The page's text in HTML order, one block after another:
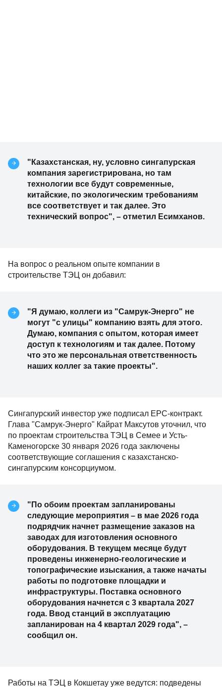
"Казахстанская, ну, условно сингапурская
компания зарегистрирована, но там
технологии все будут современные,
китайские, по экологическим требованиям
все соответствует и так далее. Это
технический вопрос", – отметил Есимханов.
На вопрос о реальном опыте компании в
строительстве ТЭЦ он добавил:
"Я думаю, коллеги из "Самрук-Энерго" не
могут "с улицы" компанию взять для этого.
Думаю, компания с опытом, которая имеет
доступ к технологиям и так далее. Потому
что это же персональная ответственность
наших коллег за такие проекты".
Сингапурский инвестор уже подписал EPC-контракт.
Глава "Самрук-Энерго" Кайрат Максутов уточнил, что
по проектам строительства ТЭЦ в Семее и Усть-
Каменогорске 30 января 2026 года заключены
соответствующие соглашения с казахстанско-
сингапурским консорциумом.
"По обоим проектам запланированы
следующие мероприятия – в мае 2026 года
подрядчик начнет размещение заказов на
заводах для изготовления основного
оборудования. В текущем месяце будут
проведены инженерно-геологические и
топографические изыскания, а также начаты
работы по подготовке площадки и
инфраструктуры. Поставка основного
оборудования начнется с 3 квартала 2027
года. Ввод станций в эксплуатацию
запланирован на 4 квартал 2029 года", –
сообщил он.
Работы на ТЭЦ в Кокшетау уже ведутся: подведены